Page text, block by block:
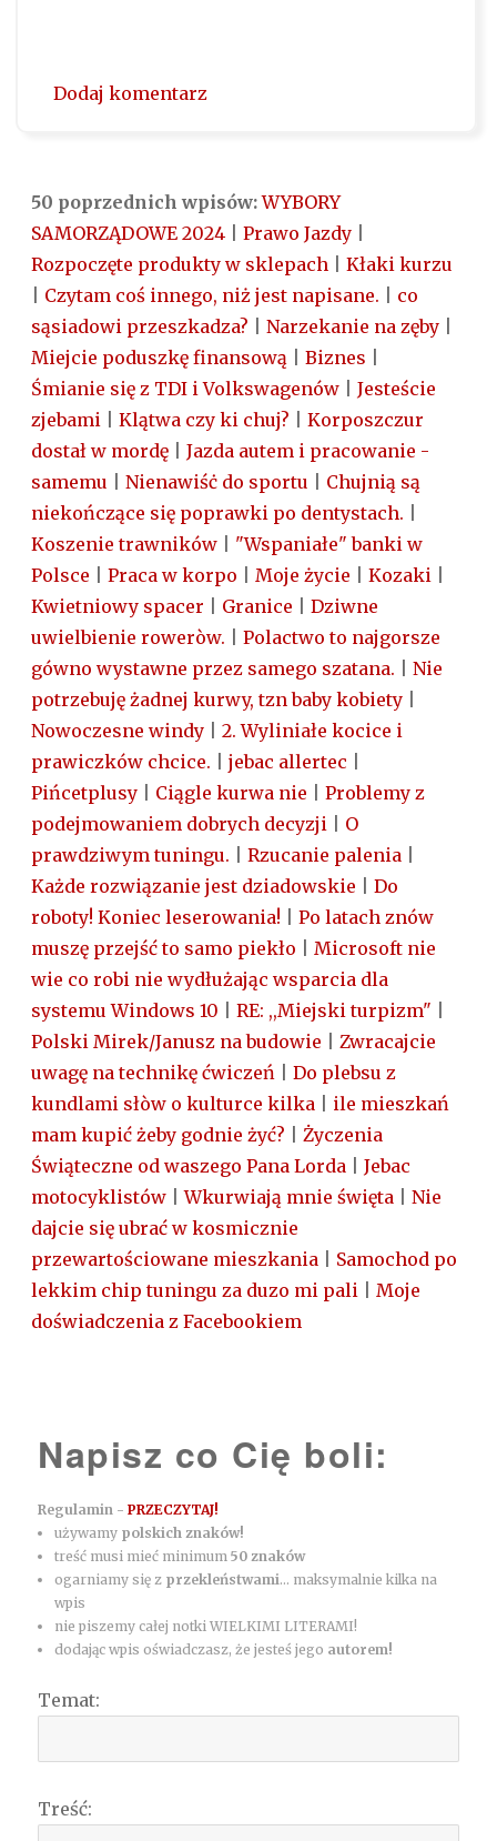
Dodaj komentarz
50 poprzednich wpisów:WYBORY
SAMORZĄDOWE 2024
Prawo Jazdy
Rozpoczęte produkty w sklepach
Kłaki kurzu
Czytam coś innego, niż jest napisane.
co
sąsiadowi przeszkadza?
Narzekanie na zęby
Miejcie poduszkę finansową
Biznes
Śmianie się z TDI i Volkswagenów
Jesteście
zjebami
Klątwa czy ki chuj?
Korposzczur
dostał w mordę
Jazda autem i pracowanie -
samemu
Nienawiśċ do sportu
Chujnią są
niekończące się poprawki po dentystach.
Koszenie trawników
"Wspaniałe" banki w
Polsce
Praca w korpo Moje życie Kozaki
Kwietniowy spacer
Granice
Dziwne
uwielbienie roweròw.
Polactwo to najgorsze
gówno wystawne przez samego szatana.
Nie
potrzebuję żadnej kurwy, tzn baby kobiety
Nowoczesne windy
2. Wyliniałe kocice i
prawiczków chcice.
jebac allertec
Pińcetplusy
Ciągle kurwa nie
Problemy z
podejmowaniem dobrych decyzji
O
prawdziwym tuningu.
Rzucanie palenia
Każde rozwiązanie jest dziadowskie
Do
roboty! Koniec leserowania!
Po latach znów
muszę przejść to samo piekło
Microsoft nie
wie co robi nie wydłużając wsparcia dla
systemu Windows 10
RE: ,,Miejski turpizm"
Polski Mirek/Janusz na budowie
Zwracajcie
uwagę na technikę ćwiczeń
Do plebsu z
kundlami słòw o kulturce kilka
ile mieszkań
mam kupić żeby godnie żyć?
Życzenia
Świąteczne od waszego Pana Lorda
Jebac
motocyklistów |Wkurwiają mnie święta
Nie
dajcie się ubrać w kosmicznie
przewartościowane mieszkania
Samochod po
lekkim chip tuningu za duzo mi pali
Moje
doświadczenia z Facebookiem
Napisz co Cię boli:
Regulamin -PRZECZYTAJ!
używamy polskich znaków!
treść musi mieć minimum50 znaków
ogarniamy się z przekleństwami... maksymalnie kilka na
wpis
nie piszemy całej notki WIELKIMI LITERAMI!
dodając wpis oświadczasz, że jesteś jego autorem!
Temat:
Treść: